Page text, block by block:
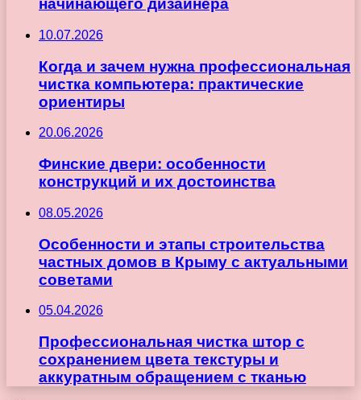
начинающего дизайнера
10.07.2026
Когда и зачем нужна профессиональная
чистка компьютера: практические
ориентиры
20.06.2026
Финские двери: особенности
конструкций и их достоинства
08.05.2026
Особенности и этапы строительства
частных домов в Крыму с актуальными
советами
05.04.2026
Профессиональная чистка штор с
сохранением цвета текстуры и
аккуратным обращением с тканью